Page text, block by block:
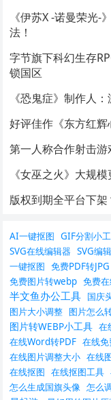
《伊苏X -诺曼荣光
法！
字节旗下科幻生存
锁国区
《恐鬼症》制作人
好评佳作《东方红
第一人称合作射击
《女巫之火》大规
版权到期全平台下
AI一键抠图 GIF分割小
SVG在线编辑器 SVG编
一键抠图 免费PDF转JPG
免费图片转webp 免费
半文鱼办公工具 国庆
图片大小调整 图片怎么
图片转WEBP小工具 在
在线Word转PDF 在线
在线图片调整大小 在线
在线抠图 在线抠图工具
怎么生成国旗头像 怎么